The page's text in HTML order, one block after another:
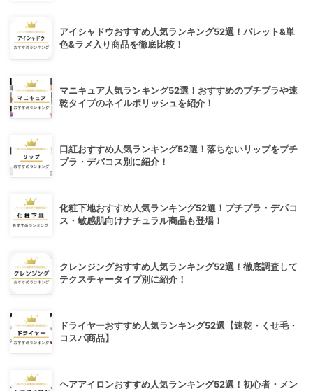
アイシャドウおすすめ人気ランキング52選！パレット&単
色&ラメ入り商品を徹底比較！
マニキュア人気ランキング52選！おすすめのプチプラや速
乾タイプのネイルポリッシュを紹介！
口紅おすすめ人気ランキング52選！落ちないリップをプチ
プラ・デパコス別に紹介！
化粧下地おすすめ人気ランキング52選！プチプラ・デパコ
ス・敏感肌向けナチュラル商品も登場！
クレンジングおすすめ人気ランキング52選！徹底調査して
テクスチャータイプ別に紹介！
ドライヤーおすすめ人気ランキング52選【速乾・くせ毛・
コスパ商品】
ヘアアイロンおすすめ人気ランキング52選！初心者・メン